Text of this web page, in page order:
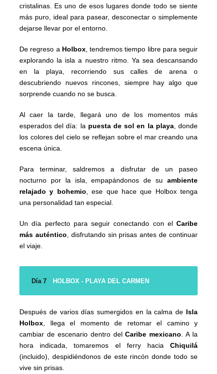
cristalinas. Es uno de esos lugares donde todo se siente
más puro, ideal para pasear, desconectar o simplemente
dejarse llevar por el entorno.
De regreso a Holbox, tendremos tiempo libre para seguir
explorando la isla a nuestro ritmo. Ya sea descansando
en la playa, recorriendo sus calles de arena o
descubriendo nuevos rincones, siempre hay algo que
sorprende cuando no se busca.
Al caer la tarde, llegará uno de los momentos más
esperados del día: la puesta de sol en la playa, donde
los colores del cielo se reflejan sobre el mar creando una
escena única.
Para terminar, saldremos a disfrutar de un paseo
nocturno por la isla, empapándonos de su ambiente
relajado y bohemio , ese que hace que Holbox tenga
una personalidad tan especial.
Un día perfecto para seguir conectando con el Caribe
más auténtico , disfrutando sin prisas antes de continuar
el viaje.
Día 7 HOLBOX - PLAYA DEL CARMEN
Después de varios días sumergidos en la calma de Isla
Holbox , llega el momento de retomar el camino y
cambiar de escenario dentro delCaribe mexicano . A la
hora indicada, tomaremos el ferry hacia Chiquilá
(incluido), despidiéndonos de este rincón donde todo se
vive sin prisas.